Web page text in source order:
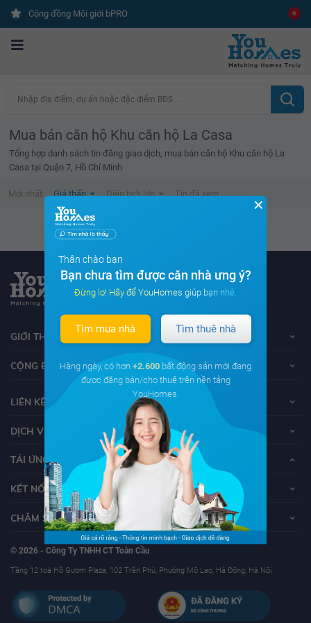
Cộng đồng Môi giới bPRO
Nhập địa điểm, dự án hoặc đặc điểm BĐS ...
Mua bán căn hộ Khu căn hộ La Casa
Tổng hợp danh sách tin đăng giao dịch, mua bán căn hộ Khu căn hộ La
Casa tại Quận 7, Hồ Chí Minh
Mới nhất Giá thấp Diện tích lớn Tin đã xem
Không tìm thấy tin bất động sản nào
GIỚI THIỆU VỀ YOUHOMES
CỘNG ĐỒNG YOUHOMERS
LIÊN KẾT
DỊCH VỤ KHÁCH HÀNG
TẢI ỨNG DỤNG YOUHOMES
KẾT NỐI VỚI YOUHOMES
CHĂM SÓC KHÁCH HÀNG
© 2026 - Công Ty TNHH CT Toàn Cầu
Tầng 12 toà Hồ Gươm Plaza, 102 Trần Phú, Phường Mộ Lao, Hà Đông, Hà Nội
✕
Thân chào bạn
Bạn chưa tìm được căn nhà ưng ý?
Đừng lo! Hãy để YouHomes giúp bạn nhé.
Tìm mua nhà Tìm thuê nhà
Hàng ngày, có hơn +2.600 bất động sản mới đang
được đăng bán/cho thuê trên nền tảng
YouHomes.